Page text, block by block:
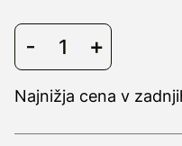
Najnižja cena v